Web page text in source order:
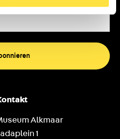
E-
Adresse
(erforderlich)
Alkmaar
1